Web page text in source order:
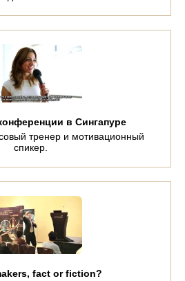
в Сингапуре
тренер и мотивационный
спикер.
fact or fiction?